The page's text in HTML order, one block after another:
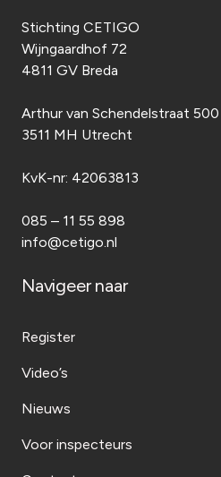
Stichting CETIGO
Wijngaardhof 72
4811 GV Breda
Arthur van Schendelstraat 500
3511 MH Utrecht
KvK-nr: 42063813
085 – 11 55 898
info@cetigo.nl
Navigeer naar
Register
Video’s
Nieuws
Voor inspecteurs